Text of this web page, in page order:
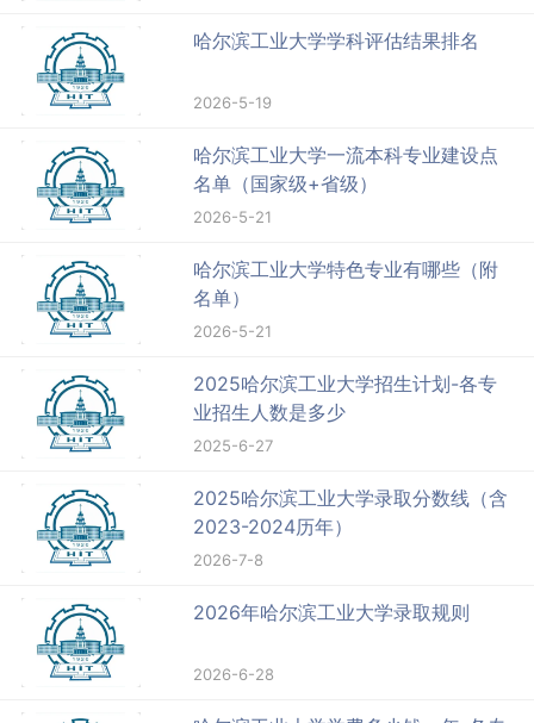
哈尔滨工业大学学科评估结果排名
2026-5-19
哈尔滨工业大学一流本科专业建设点
名单（国家级+省级）
2026-5-21
哈尔滨工业大学特色专业有哪些（附
名单）
2026-5-21
2025哈尔滨工业大学招生计划-各专
业招生人数是多少
2025-6-27
2025哈尔滨工业大学录取分数线（含
2023-2024历年）
2026-7-8
2026年哈尔滨工业大学录取规则
2026-6-28